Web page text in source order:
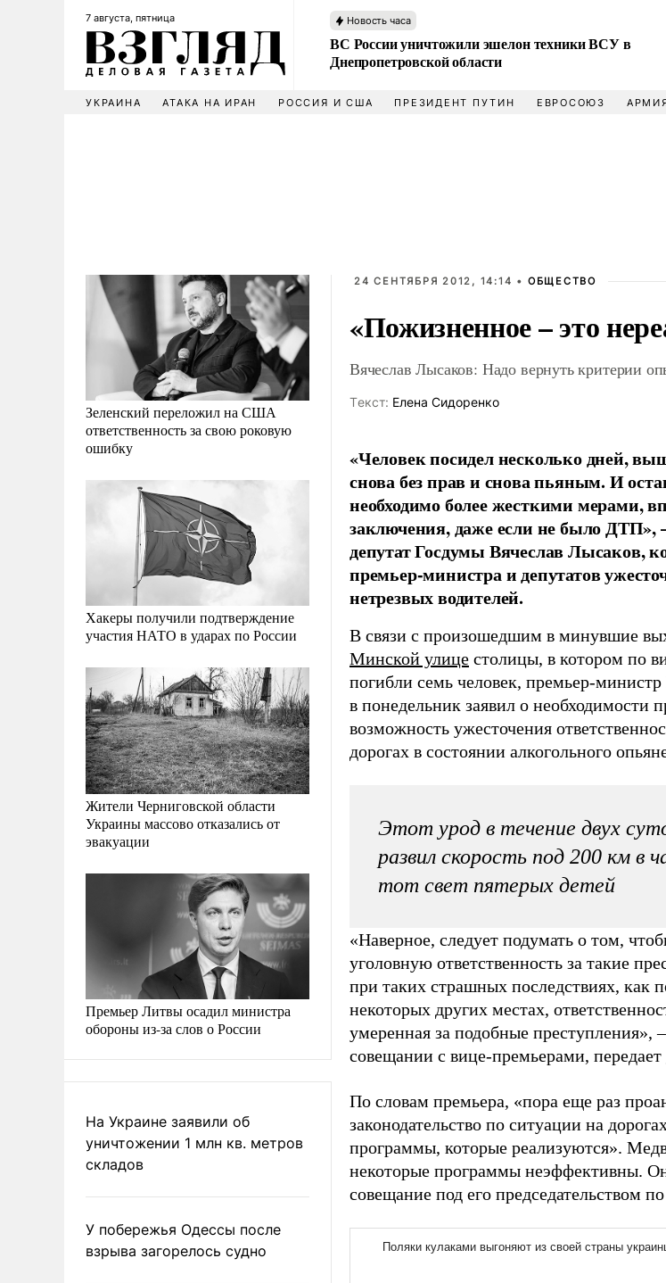
7 августа, пятница Новость часа
ВС России уничтожили эшелон техники ВСУ в
Днепропетровской области
УКРАИНА АТАКА НА ИРАН РОССИЯ И США ПРЕЗИДЕНТ ПУТИН ЕВРОСОЮЗ
Зеленский переложил на США
ответственность за свою роковую
ошибку
Хакеры получили подтверждение
участия НАТО в ударах по России
Жители Черниговской области
Украины массово отказались от
эвакуации
Премьер Литвы осадил министра
обороны из-за слов о России
На Украине заявили об
уничтожении 1 млн кв. метров
складов
У побережья Одессы после
взрыва загорелось судно
24 СЕНТЯБРЯ 2012, 14:14 • ОБЩЕСТВО
«Пожизненное – это
Вячеслав Лысаков: Надо вернуть критерии
Tекст: Елена Сидоренко
«Человек посидел несколько дней,
снова без прав и снова пьяным. И
необходимо более жесткими мерами,
заключения, даже если не было ДТП»,
депутат Госдумы Вячеслав Лысаков,
премьер-министра и депутатов
нетрезвых водителей.
В связи с произошедшим в минувшие
Минской улице столицы, в котором по
погибли семь человек, премьер-
в понедельник заявил о необходимости
возможность ужесточения
дорогах в состоянии алкогольного
Этот урод в течение двух
развил скорость под 200 км в
тот свет пятерых детей
«Наверное, следует подумать о том,
уголовную ответственность за такие
при таких страшных последствиях, как
некоторых других местах,
умеренная за подобные преступления»,
совещании с вице-премьерами, передает
По словам премьера, «пора еще раз
законодательство по ситуации на
программы, которые реализуются».
некоторые программы неэффективны.
совещание под его председательством